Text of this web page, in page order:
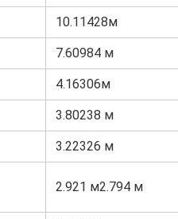
10.11428м
7.60984 м
4.16306м
3.80238 м
3.22326 м
2.921 м2.794 м